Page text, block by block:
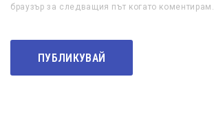
браузър за следващия път когато коментирам.